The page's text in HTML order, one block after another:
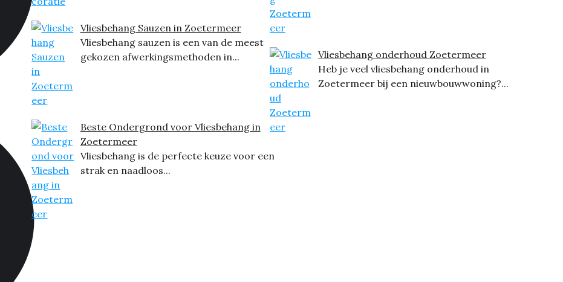
Vliesbehang Sauzen in Zoetermeer
Vliesbehang sauzen is een van de meest
gekozen afwerkingsmethoden in...
Beste Ondergrond voor Vliesbehang in
Zoetermeer
Vliesbehang is de perfecte keuze voor een
strak en naadloos...
Vliesbehang onderhoud Zoetermeer
Heb je veel vliesbehang onderhoud in
Zoetermeer bij een nieuwbouwwoning?...